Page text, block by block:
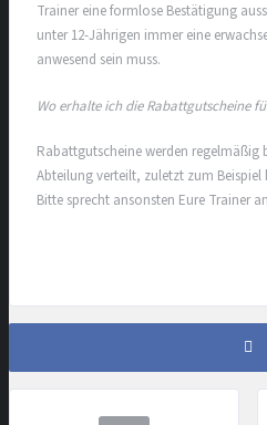
Trainer eine formlose Bestätigung
unter 12-Jährigen immer eine
anwesend sein muss.
Wo erhalte ich die Rabattgutscheine
Rabattgutscheine werden regelmäßig
Abteilung verteilt, zuletzt zum
Bitte sprecht ansonsten Eure Trainer